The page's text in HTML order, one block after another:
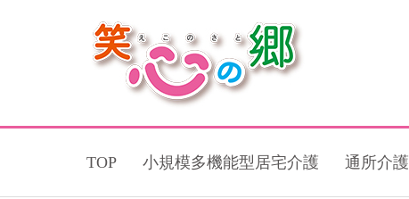
TOP 小規模多機能型居宅介護 通所介護